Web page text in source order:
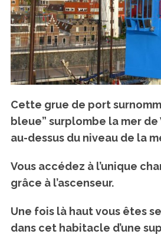
Cette grue de port
bleue” surplombe la mer de
au-dessus du niveau de la
Vous accédez à l’unique
grâce à l’ascenseur.
Une fois là haut vous êtes
dans cet habitacle d’une